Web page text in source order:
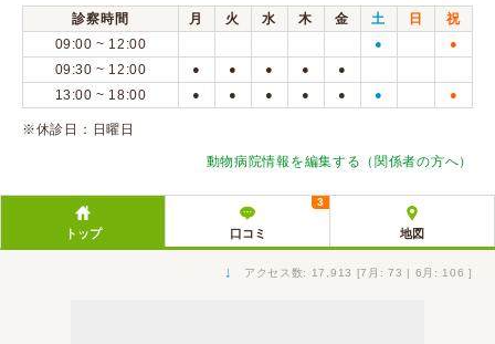
Calooペットとは？
口コミ投稿
診察時間 月 火 水 木 金 土 日
祝
09:00 ~ 12:00
● ●
09:30 ~ 12:00 ● ● ● ● ●
13:00 ~ 18:00 ● ● ● ● ● ● ●
※休診日：日曜日
動物病院情報を編集する（関係者の方へ）
トップ 口コミ
3
地図
↓ アクセス数: 17,913 [7月: 73 | 6月: 106 ]